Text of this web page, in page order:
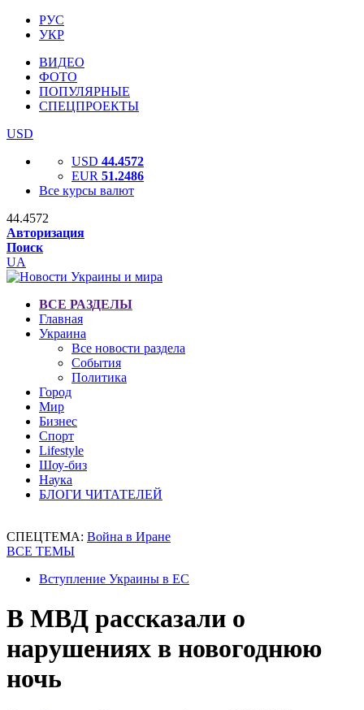
РУС
УКР
ВИДЕО
ФОТО
ПОПУЛЯРНЫЕ
СПЕЦПРОЕКТЫ
USD
USD 44.4572
EUR 51.2486
Все курсы валют
44.4572
Авторизация
Поиск
UA
ВСЕ РАЗДЕЛЫ
Главная
Украина
Все новости раздела
События
Политика
Город
Мир
Бизнес
Спорт
Lifestyle
Шоу-биз
Наука
БЛОГИ ЧИТАТЕЛЕЙ
СПЕЦТЕМА: Война в Иране
ВСЕ ТЕМЫ
Вступление Украины в ЕС
В МВД рассказали о
нарушениях в новогоднюю
ночь